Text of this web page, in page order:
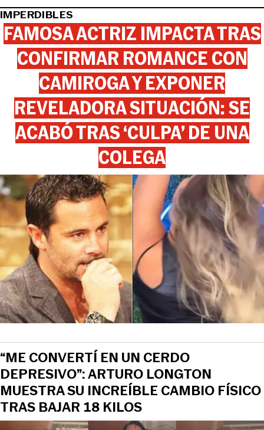
IMPERDIBLES
FAMOSA ACTRIZ IMPACTA TRAS
CONFIRMAR ROMANCE CON
CAMIROGA Y EXPONER
REVELADORA SITUACIÓN: SE
ACABÓ TRAS ‘CULPA’ DE UNA
COLEGA
“ME CONVERTÍ EN UN CERDO
DEPRESIVO”: ARTURO LONGTON
MUESTRA SU INCREÍBLE CAMBIO FÍSICO
TRAS BAJAR 18 KILOS